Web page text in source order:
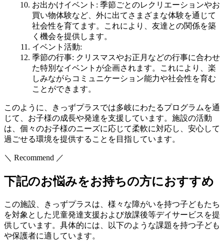
お出かけイベント : 季節ごとのレクリエーションやお
買い物体験など、外に出てさまざまな体験を通じて
社会性を育てます。これにより、友達との関係を築
く機会を提供します。
イベント活動:
季節の行事: クリスマスやお正月などの行事に合わせ
た特別なイベントが企画されます。これにより、楽
しみながらコミュニケーション能力や社会性を育む
ことができます。
このように、きっずプラスでは多岐にわたるプログラムを通
じて、お子様の成長や発達を支援しています。施設の活動
は、個々のお子様のニーズに応じて柔軟に対応し、安心して
過ごせる環境を提供することを目指しています。
＼ Recommend ／
下記のお悩みをお持ちの方におすすめ
この施設、きっずプラスは、様々な障がいを持つ子どもたち
を対象とした児童発達支援および放課後等デイサービスを提
供しています。具体的には、以下のような課題を持つ子ども
や保護者に適しています。